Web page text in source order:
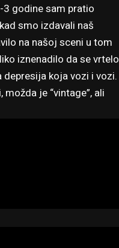
godine sam pratio
smo izdavali naš
na našoj sceni u tom
iznenadilo da se vrtelo
depresija koja vozi i vozi.
je “vintage”, ali